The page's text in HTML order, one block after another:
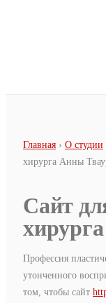
Вы здесь
Главная › О студии
хирурга Анны
Сайт
Профессия
утонченного
том, чтобы сайт